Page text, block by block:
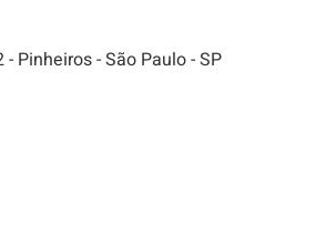
Pinheiros - São Paulo - SP